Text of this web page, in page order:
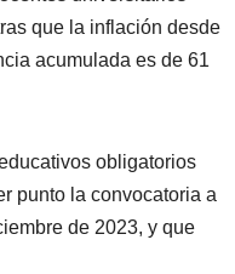
que la inflación desde
acumulada es de 61
obligatorios
punto la convocatoria a
de 2023, y que